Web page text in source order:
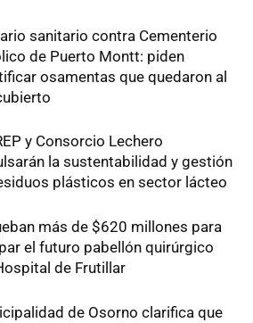
sanitario contra Cementerio
de Puerto Montt: piden
osamentas que quedaron al
y Consorcio Lechero
la sustentabilidad y gestión
plásticos en sector lácteo
más de $620 millones para
el futuro pabellón quirúrgico
de Frutillar
de Osorno clarifica que